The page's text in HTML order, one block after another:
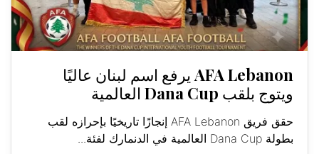
AFA Lebanon يرفع اسم لبنان عاليًا
ويتوج بلقب Dana Cup العالمية
حقق فريق AFA Lebanon إنجازًا تاريخيًا بإحرازه لقب
بطولة Dana Cup العالمية في الدنمارك لفئة...